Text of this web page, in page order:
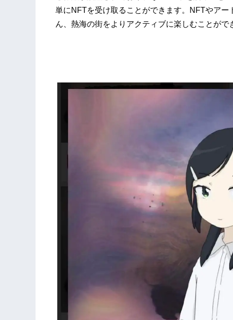
単にNFTを受け取ることができます。NFTやア
ん、熱海の街をよりアクティブに楽しむことがで